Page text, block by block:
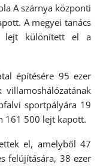
A szárnya központi
A megyei tanács
lejt különített el a
építésére 95 ezer
villamoshálózatának
sportpályára 19
161 500 lejt kapott.
el, amelyből 47
felújítására, 38 ezer